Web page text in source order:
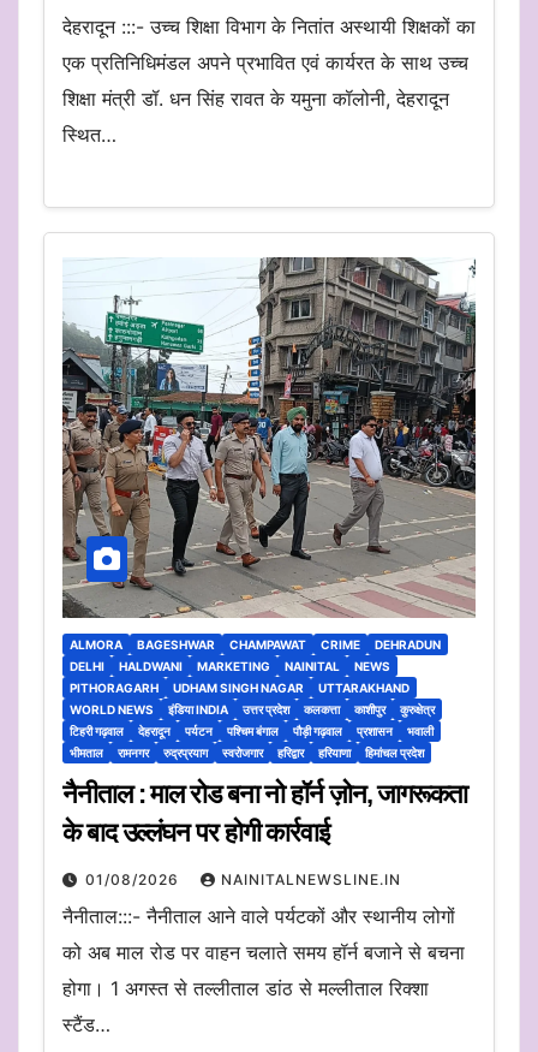
देहरादून :::- उच्च शिक्षा विभाग के नितांत अस्थायी शिक्षकों का
एक प्रतिनिधिमंडल अपने प्रभावित एवं कार्यरत के साथ उच्च
शिक्षा मंत्री डॉ. धन सिंह रावत के यमुना कॉलोनी, देहरादून
स्थित…
ALMORA BAGESHWAR CHAMPAWAT CRIME
DEHRADUN
DELHI
HALDWANI MARKETING NAINITAL
NEWS
PITHORAGARH
UDHAM SINGH NAGAR
UTTARAKHAND
WORLD NEWS
इंडिया INDIA उत्तर प्रदेश कलकत्ता काशीपुर
कुरुक्षेत्र
टिहरी गढ़वाल
देहरादून पर्यटन पश्चिम बंगाल पौड़ी गढ़वाल प्रशासन
भवाली
भीमताल
रामनगर रुद्रप्रयाग स्वरोजगार हरिद्वार हरियाणा हिमांचल प्रदेश
नैनीताल : माल रोड बना नो हॉर्न ज़ोन, जागरूकता
के बाद उल्लंघन पर होगी कार्रवाई
01/08/2026 NAINITALNEWSLINE.IN
नैनीताल:::- नैनीताल आने वाले पर्यटकों और स्थानीय लोगों
को अब माल रोड पर वाहन चलाते समय हॉर्न बजाने से बचना
होगा। 1 अगस्त से तल्लीताल डांठ से मल्लीताल रिक्शा
स्टैंड…